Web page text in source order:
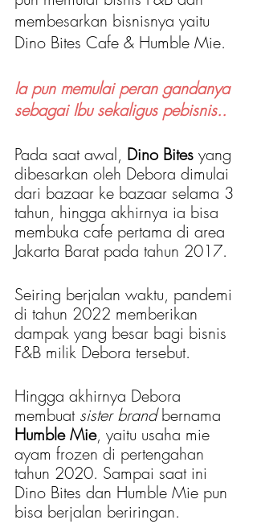
membesarkan bisnisnya yaitu
Dino Bites Cafe & Humble Mie.
Ia pun memulai peran gandanya
sebagai Ibu sekaligus pebisnis..
Pada saat awal, Dino Bites yang
dibesarkan oleh Debora dimulai
dari bazaar ke bazaar selama 3
tahun, hingga akhirnya ia bisa
membuka cafe pertama di area
Jakarta Barat pada tahun 2017.
Seiring berjalan waktu, pandemi
di tahun 2022 memberikan
dampak yang besar bagi bisnis
F&B milik Debora tersebut.
Hingga akhirnya Debora
membuat sister brand bernama
Humble Mie, yaitu usaha mie
ayam frozen di pertengahan
tahun 2020. Sampai saat ini
Dino Bites dan Humble Mie pun
bisa berjalan beriringan.